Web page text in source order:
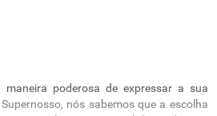
poderosa de expressar a sua
nós sabemos que a escolha